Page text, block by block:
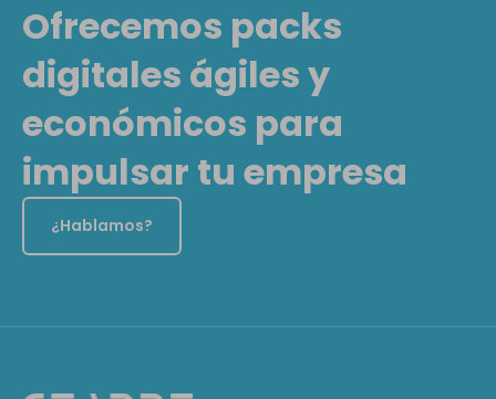
Ofrecemos packs
digitales ágiles y
económicos para
impulsar tu empresa
¿Hablamos?